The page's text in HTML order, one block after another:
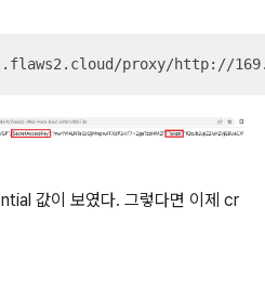
proxy/http://
값이 보였다. 그렇다면 이제 cr